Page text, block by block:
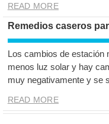
READ MORE
Remedios caseros
Los cambios de estación
menos luz solar y hay
muy negativamente y se
READ MORE